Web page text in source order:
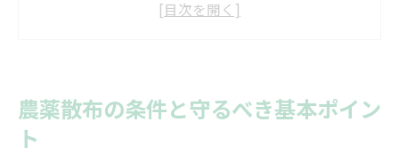
農薬散布に最適なタイミングと判断基準
農薬散布の条件と守るべき基本ポイン
ト